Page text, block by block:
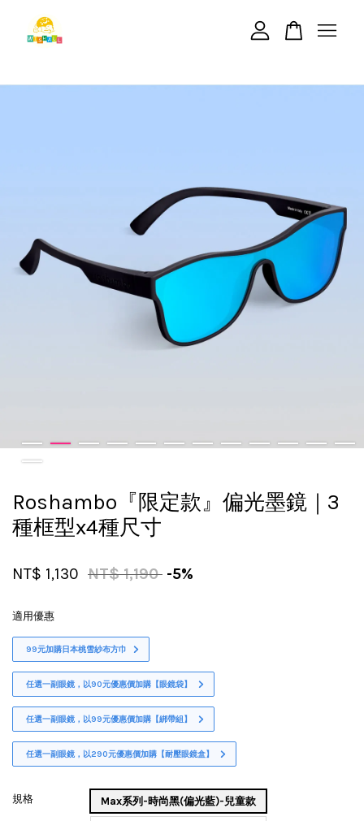
Roshambo『限定款』偏光墨鏡｜3
種框型x4種尺寸
NT$ 1,130 NT$ 1,190 -5%
適用優惠
99元加購日本桃雪紗布方巾
任選一副眼鏡，以90元優惠價加購【眼鏡袋】
任選一副眼鏡，以99元優惠價加購【綁帶組】
任選一副眼鏡，以290元優惠價加購【耐壓眼鏡盒】
規格 Max系列-時尚黑(偏光藍)-兒童款
您的購物車目前還是空的。